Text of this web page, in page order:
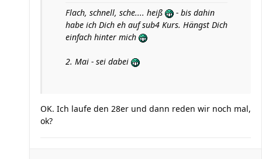
Flach, schnell, sche.... heiß
- bis dahin
habe ich Dich eh auf sub4 Kurs. Hängst Dich
einfach hinter mich
2. Mai - sei dabei
OK. Ich laufe den 28er und dann reden wir noch mal,
ok?